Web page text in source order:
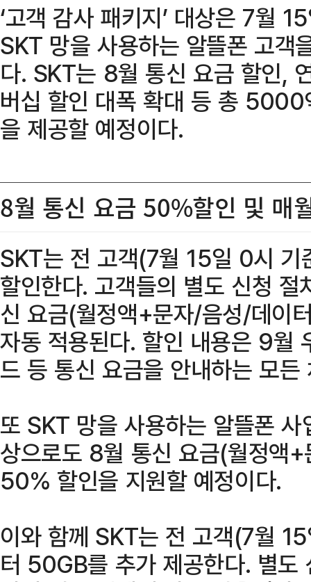
‘고객 감사 패키지’ 대상은 7월
SKT 망을 사용하는 알뜰폰 고
다. SKT는 8월 통신 요금 할인,
버십 할인 대폭 확대 등 총 5000
을 제공할 예정이다.
8월 통신 요금 50%할인 및 매
SKT는 전 고객(7월 15일 0시
할인한다. 고객들의 별도 신청
신 요금(월정액+문자/음성/데이
자동 적용된다. 할인 내용은 9월
드 등 통신 요금을 안내하는 모
또 SKT 망을 사용하는 알뜰폰
상으로도 8월 통신 요금(월정액
50% 할인을 지원할 예정이다.
이와 함께 SKT는 전 고객(7월
터 50GB를 추가 제공한다. 별도